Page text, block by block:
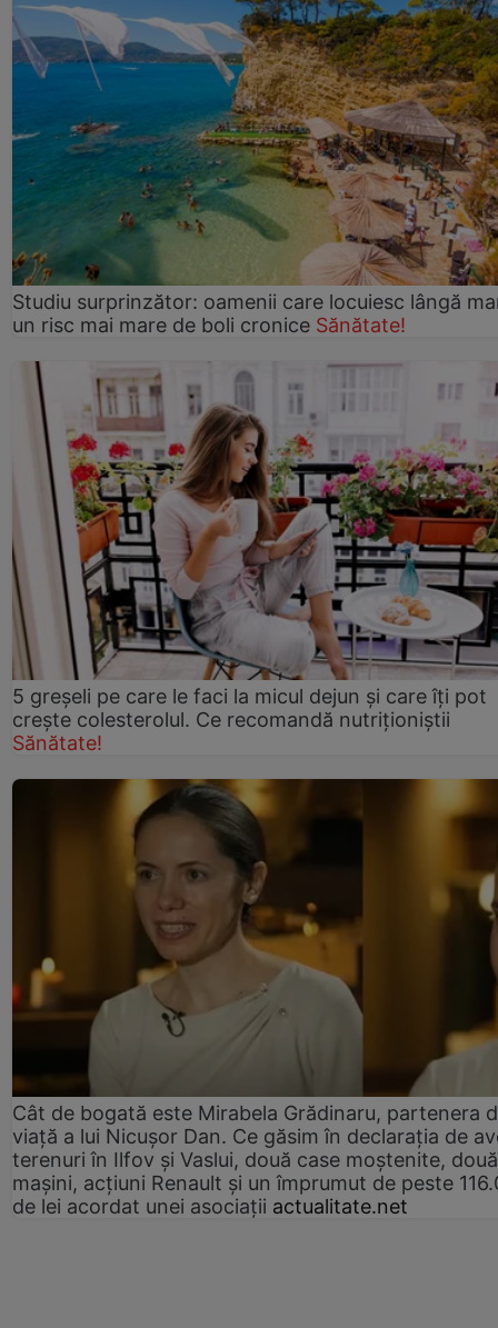
Studiu surprinzător: oamenii care locuiesc lângă
un risc mai mare de boli cronice Sănătate!
5 greșeli pe care le faci la micul dejun și care îți pot
crește colesterolul. Ce recomandă nutriționiștii
Sănătate!
Cât de bogată este Mirabela Grădinaru, partenera
viață a lui Nicușor Dan. Ce găsim în declarația de
terenuri în Ilfov și Vaslui, două case moștenite, două
mașini, acțiuni Renault și un împrumut de peste
de lei acordat unei asociații actualitate.net